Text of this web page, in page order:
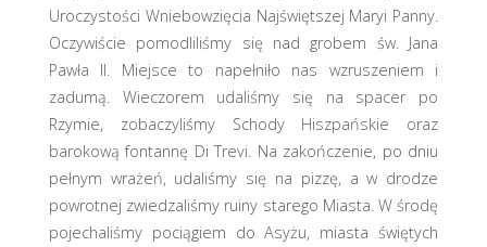
Uroczystości Wniebowzięcia Najświętszej Maryi Panny.
Oczywiście pomodliliśmy się nad grobem św. Jana
Pawła II. Miejsce to napełniło nas wzruszeniem i
zadumą. Wieczorem udaliśmy się na spacer po
Rzymie, zobaczyliśmy Schody Hiszpańskie oraz
barokową fontannę Di Trevi. Na zakończenie, po dniu
pełnym wrażeń, udaliśmy się na pizzę, a w drodze
powrotnej zwiedzaliśmy ruiny starego Miasta. W środę
pojechaliśmy pociągiem do Asyżu, miasta świętych